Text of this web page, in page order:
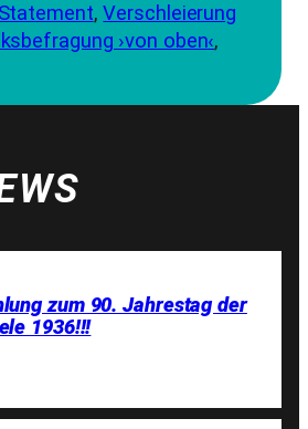
Statement, Verschleierung
›von oben‹
zum 90. Jahrestag der
1936!!!